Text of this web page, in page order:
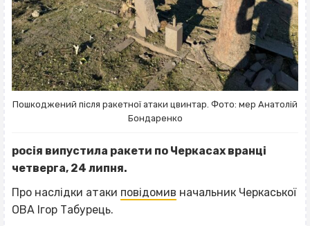
Пошкоджений після ракетної атаки цвинтар. Фото: мер Анатолій
Бондаренко
росія випустила ракети по Черкасах вранці
четверга, 24 липня.
Про наслідки атаки повідомив начальник Черкаської
ОВА Ігор Табурець.